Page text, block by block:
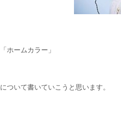
「ホームカラー」
について書いていこうと思います。